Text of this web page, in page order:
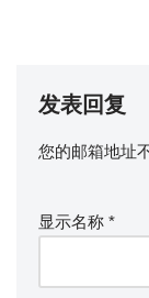
发表回复
您的邮箱地址
显示名称 *